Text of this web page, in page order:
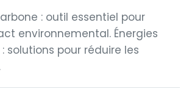
: outil essentiel pour
environnemental. Énergies
solutions pour réduire les